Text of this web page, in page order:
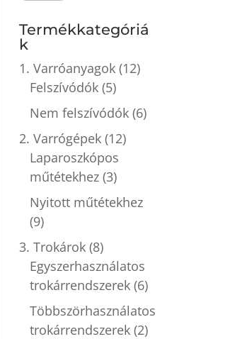
Termékkategóriá
k
1. Varróanyagok (12)
Felszívódók (5)
Nem felszívódók (6)
2. Varrógépek (12)
Laparoszkópos
műtétekhez (3)
Nyitott műtétekhez
(9)
3. Trokárok (8)
Egyszerhasználatos
trokárrendszerek (6)
Többszörhasználatos
trokárrendszerek (2)